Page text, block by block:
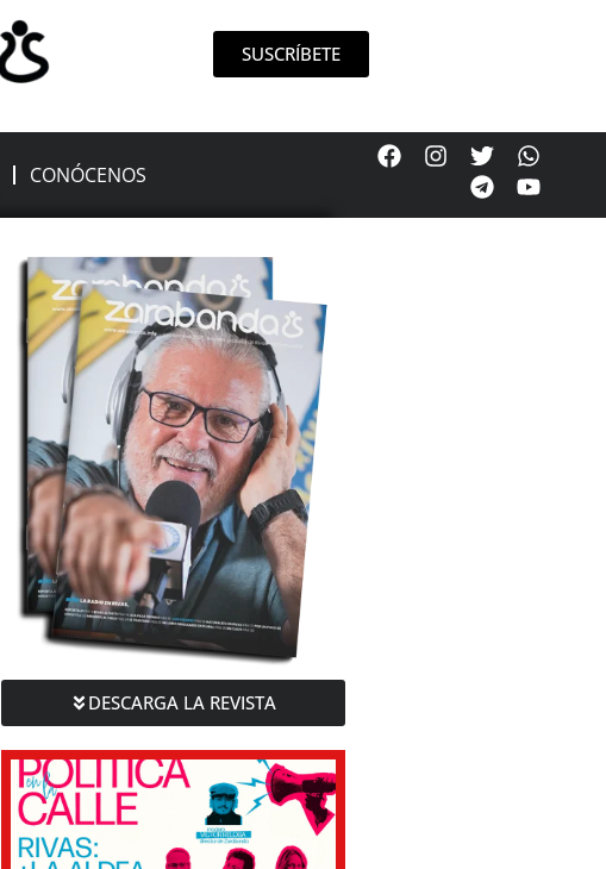
SUSCRÍBETE
CONÓCENOS
DESCARGA LA REVISTA